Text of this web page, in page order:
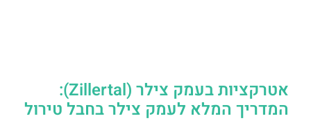
אטרקציות בעמק צילר (Zillertal):
המדריך המלא לעמק צילר בחבל טירול